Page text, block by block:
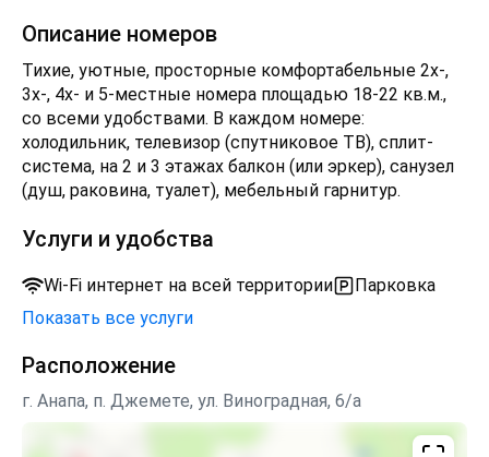
Описание номеров
Тихие, уютные, просторные комфортабельные 2х-,
3х-, 4х- и 5-местные номера площадью 18-22 кв.м.,
со всеми удобствами. В каждом номере:
холодильник, телевизор (спутниковое ТВ), сплит-
система, на 2 и 3 этажах балкон (или эркер), санузел
(душ, раковина, туалет), мебельный гарнитур.
Услуги и удобства
Wi-Fi интернет на всей территории
Парковка
Показать все услуги
Расположение
г. Анапа, п. Джемете, ул. Виноградная, 6/а